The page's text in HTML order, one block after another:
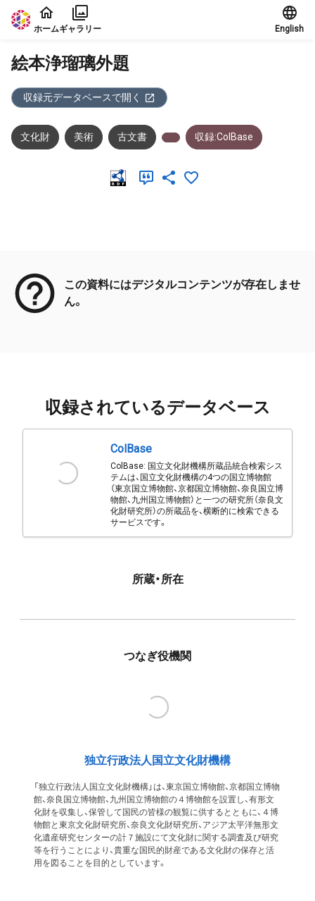
本文に飛ぶ
ホームギャラリー English
絵本浄瑠璃外題
収録元データベースで開く
文化財 美術 古文書 収録:ColBase
この資料にはデジタルコンテンツが存在しませ
ん。
収録されているデータベース
ColBase
ColBase: 国立文化財機構所蔵品統合検索シス
テムは、国立文化財機構の4つの国立博物館
（東京国立博物館、京都国立博物館、奈良国立博
物館、九州国立博物館）と一つの研究所（奈良文
化財研究所）の所蔵品を、横断的に検索できる
サービスです。
所蔵・所在
つなぎ役機関
独立行政法人国立文化財機構
「独立行政法人国立文化財機構」は、東京国立博物館、京都国立博物
館、奈良国立博物館、九州国立博物館の４博物館を設置し、有形文
化財を収集し、保管して国民の皆様の観覧に供するとともに、４博
物館と東京文化財研究所、奈良文化財研究所、アジア太平洋無形文
化遺産研究センターの計７施設にて文化財に関する調査及び研究
等を行うことにより、貴重な国民的財産である文化財の保存と活
用を図ることを目的としています。